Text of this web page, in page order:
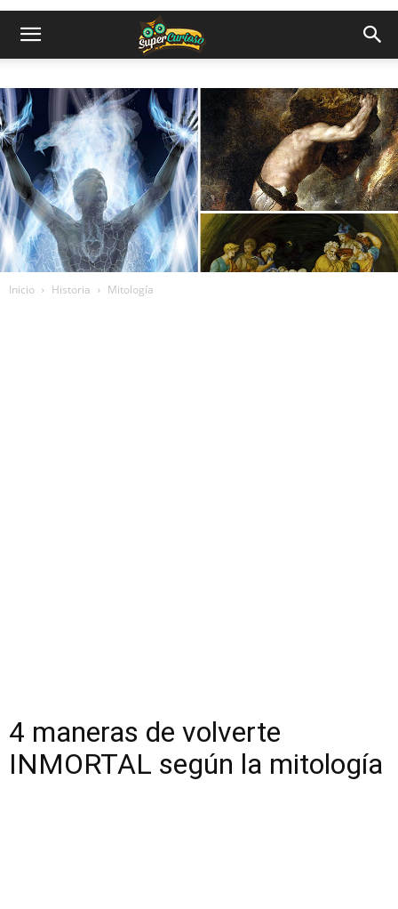
Inicio Historia Mitología
4 maneras de volverte
INMORTAL según la mitología